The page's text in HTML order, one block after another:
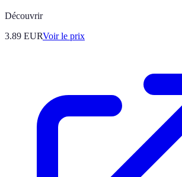
Découvrir
3.89 EURVoir le prix